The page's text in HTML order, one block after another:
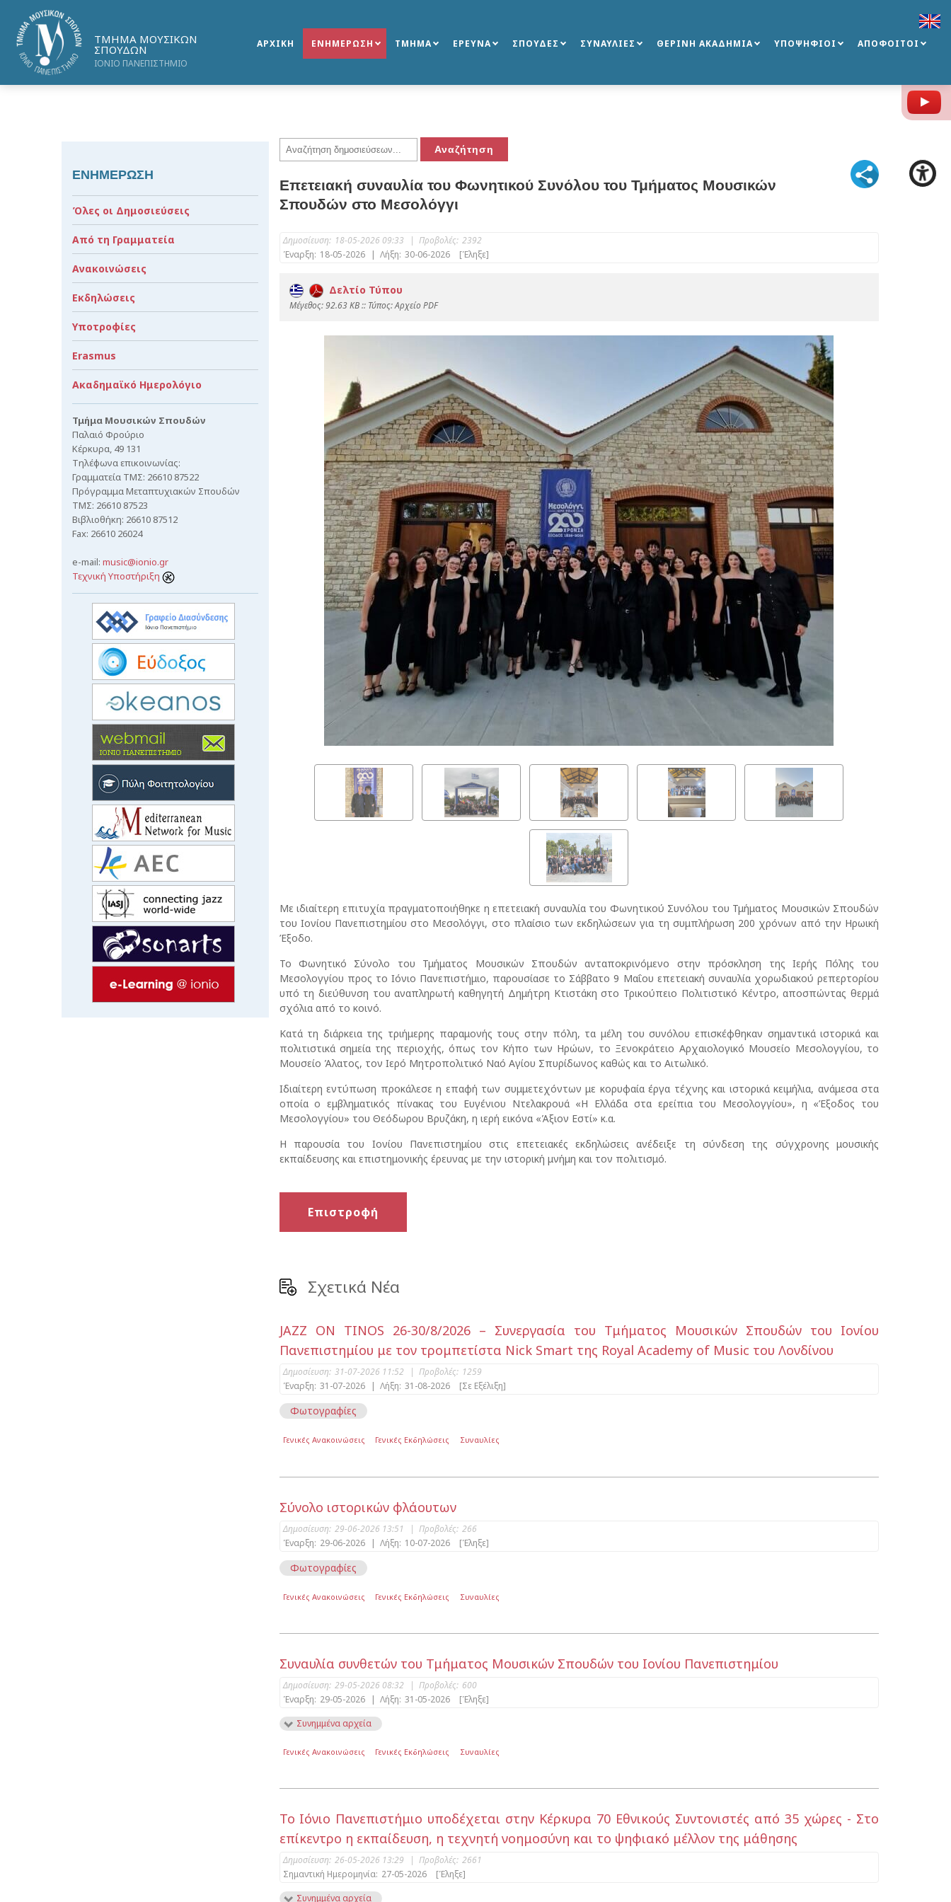
ΤΜΗΜΑ ΜΟΥΣΙΚΩΝ
ΣΠΟΥΔΩΝ
ΙΟΝΙΟ ΠΑΝΕΠΙΣΤΗΜΙΟ
ΑΡΧΙΚΗ ΕΝΗΜΕΡΩΣΗ ΤΜΗΜΑ ΕΡΕΥΝΑ ΣΠΟΥΔΕΣ ΣΥΝΑΥΛΙΕΣ ΘΕΡΙΝΗ ΑΚΑΔΗΜΙΑ ΥΠΟΨΗΦΙΟΙ ΑΠΟΦΟΙΤΟΙ
Επετειακή συναυλία του Φωνητικού Συνόλου του Τμήματος Μουσικών
Σπουδών στο Μεσολόγγι
Δημοσίευση: 18-05-2026 09:33 | Προβολές: 2392
Έναρξη: 18-05-2026 | Λήξη: 30-06-2026 [Έληξε]
Δελτίο Τύπου
Mέγεθος: 92.63 KB :: Τύπος: Αρχείο PDF
Με ιδιαίτερη επιτυχία πραγματοποιήθηκε η επετειακή συναυλία του Φωνητικού Συνόλου του Τμήματος Μουσικών Σπουδών
του Ιονίου Πανεπιστημίου στο Μεσολόγγι, στο πλαίσιο των εκδηλώσεων για τη συμπλήρωση 200 χρόνων από την Ηρωική
Έξοδο.
Το Φωνητικό Σύνολο του Τμήματος Μουσικών Σπουδών ανταποκρινόμενο στην πρόσκληση της Ιερής Πόλης του
Μεσολογγίου προς το Ιόνιο Πανεπιστήμιο, παρουσίασε το Σάββατο 9 Μαΐου επετειακή συναυλία χορωδιακού ρεπερτορίου
υπό τη διεύθυνση του αναπληρωτή καθηγητή Δημήτρη Κτιστάκη στο Τρικούπειο Πολιτιστικό Κέντρο, αποσπώντας θερμά
σχόλια από το κοινό.
Κατά τη διάρκεια της τριήμερης παραμονής τους στην πόλη, τα μέλη του συνόλου επισκέφθηκαν σημαντικά ιστορικά και
πολιτιστικά σημεία της περιοχής, όπως τον Κήπο των Ηρώων, το Ξενοκράτειο Αρχαιολογικό Μουσείο Μεσολογγίου, το
Μουσείο Άλατος, τον Ιερό Μητροπολιτικό Ναό Αγίου Σπυρίδωνος καθώς και το Αιτωλικό.
Ιδιαίτερη εντύπωση προκάλεσε η επαφή των συμμετεχόντων με κορυφαία έργα τέχνης και ιστορικά κειμήλια, ανάμεσα στα
οποία ο εμβληματικός πίνακας του Ευγένιου Ντελακρουά «Η Ελλάδα στα ερείπια του Μεσολογγίου», η «Έξοδος του
Μεσολογγίου» του Θεόδωρου Βρυζάκη, η ιερή εικόνα «Άξιον Εστί» κ.α.
Η παρουσία του Ιονίου Πανεπιστημίου στις επετειακές εκδηλώσεις ανέδειξε τη σύνδεση της σύγχρονης μουσικής
εκπαίδευσης και επιστημονικής έρευνας με την ιστορική μνήμη και τον πολιτισμό.
Επιστροφή
Σχετικά Νέα
JAZZ ON TINOS 26-30/8/2026 – Συνεργασία του Τμήματος Μουσικών Σπουδών του Ιονίου
Πανεπιστημίου με τον τρομπετίστα Nick Smart της Royal Academy of Music του Λονδίνου
Δημοσίευση: 31-07-2026 11:52 | Προβολές: 1259
Έναρξη: 31-07-2026 | Λήξη: 31-08-2026 [Σε Εξέλιξη]
Φωτογραφίες
Γενικές Ανακοινώσεις Γενικές Εκδηλώσεις Συναυλίες
Σύνολο ιστορικών φλάουτων
Δημοσίευση: 29-06-2026 13:51 | Προβολές: 266
Έναρξη: 29-06-2026 | Λήξη: 10-07-2026 [Έληξε]
Φωτογραφίες
Γενικές Ανακοινώσεις Γενικές Εκδηλώσεις Συναυλίες
Συναυλία συνθετών του Τμήματος Μουσικών Σπουδών του Ιονίου Πανεπιστημίου
Δημοσίευση: 29-05-2026 08:32 | Προβολές: 600
Έναρξη: 29-05-2026 | Λήξη: 31-05-2026
[Έληξε]
Συνημμένα αρχεία
Γενικές Ανακοινώσεις Γενικές Εκδηλώσεις Συναυλίες
Το Ιόνιο Πανεπιστήμιο υποδέχεται στην Κέρκυρα 70 Εθνικούς Συντονιστές από 35 χώρες - Στο
επίκεντρο η εκπαίδευση, η τεχνητή νοημοσύνη και το ψηφιακό μέλλον της μάθησης
Δημοσίευση: 26-05-2026 13:29 Προβολές: 2661
Σημαντική Ημερομηνία: 27-05-2026
[Έληξε]
Συνημμένα αρχεία
ΕΝΗΜΕΡΩΣΗ
Όλες οι Δημοσιεύσεις
Από τη Γραμματεία
Ανακοινώσεις
Εκδηλώσεις
Υποτροφίες
Erasmus
Ακαδημαϊκό Ημερολόγιο
Τμήμα Μουσικών Σπουδών
Παλαιό Φρούριο
Κέρκυρα, 49 131
Τηλέφωνα επικοινωνίας:
Γραμματεία ΤΜΣ: 26610 87522
Πρόγραμμα Μεταπτυχιακών Σπουδών
ΤΜΣ: 26610 87523
Βιβλιοθήκη: 26610 87512
Fax: 26610 26024
e-mail: music@ionio.gr
Τεχνική Υποστήριξη